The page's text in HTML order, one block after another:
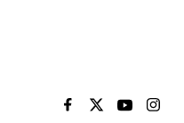
EL PAÍS BRASIL EN
EL PAÍSEL PAÍS
EL